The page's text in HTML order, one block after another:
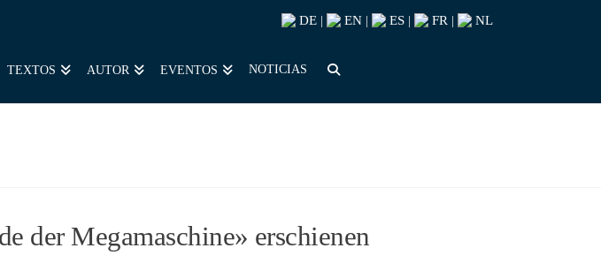
DE EN ES FR NL
TEXTOS AUTOR EVENTOS NOTICIAS
der Megamaschine» erschienen